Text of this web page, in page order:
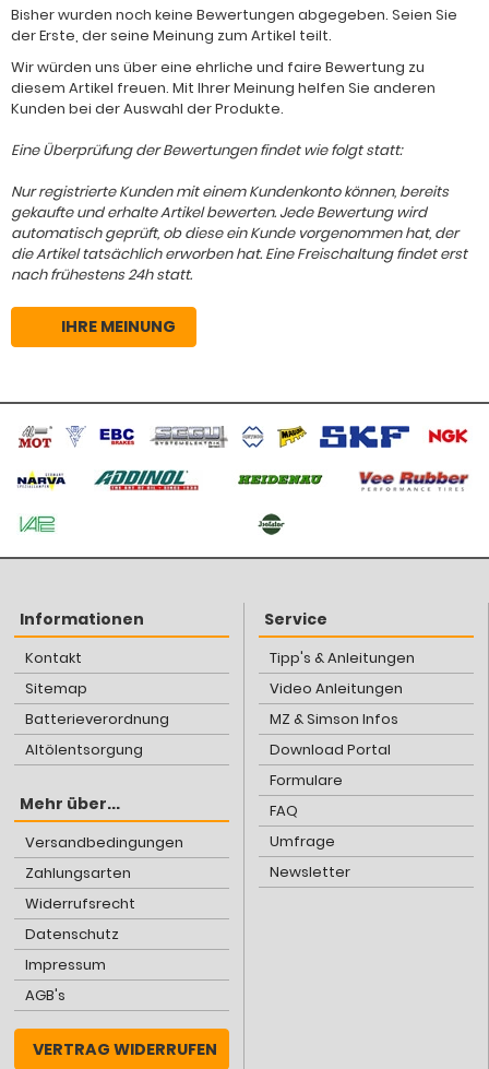
Bisher wurden noch keine Bewertungen abgegeben. Seien Sie
der Erste, der seine Meinung zum Artikel teilt.
Wir würden uns über eine ehrliche und faire Bewertung zu
diesem Artikel freuen. Mit Ihrer Meinung helfen Sie anderen
Kunden bei der Auswahl der Produkte.
Eine Überprüfung der Bewertungen findet wie folgt statt:
Nur registrierte Kunden mit einem Kundenkonto können, bereits
gekaufte und erhalte Artikel bewerten. Jede Bewertung wird
automatisch geprüft, ob diese ein Kunde vorgenommen hat, der
die Artikel tatsächlich erworben hat. Eine Freischaltung findet erst
nach frühestens 24h statt.
IHRE MEINUNG
Informationen
Kontakt
Sitemap
Batterieverordnung
Altölentsorgung
Mehr über...
Versandbedingungen
Zahlungsarten
Widerrufsrecht
Datenschutz
Impressum
AGB's
VERTRAG WIDERRUFEN
Service
Tipp's & Anleitungen
Video Anleitungen
MZ & Simson Infos
Download Portal
Formulare
FAQ
Umfrage
Newsletter